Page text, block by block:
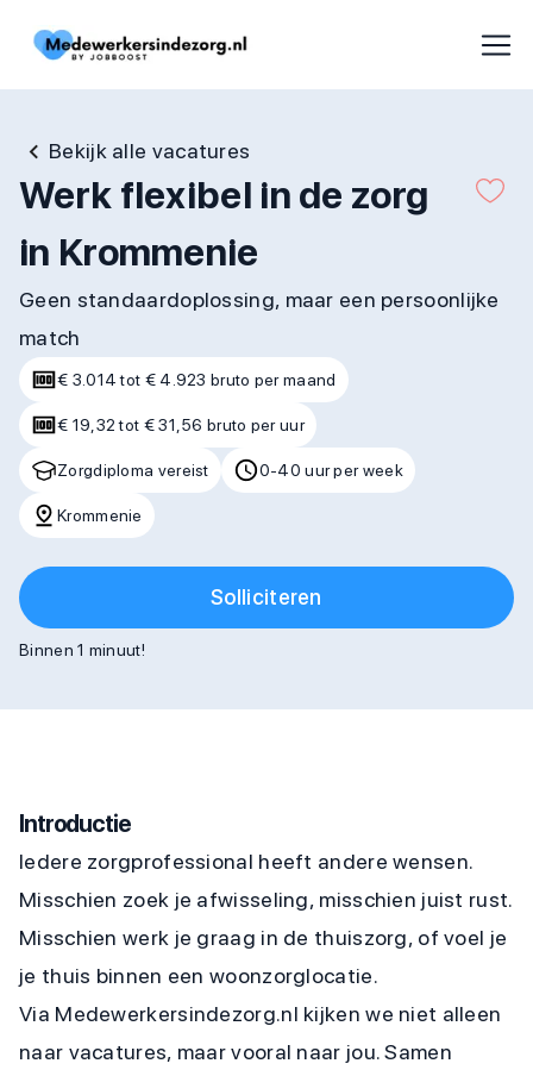
Bekijk alle vacatures
Werk flexibel in de zorg
in Krommenie
Geen standaardoplossing, maar een persoonlijke
match
€ 3.014 tot € 4.923 bruto per maand
€ 19,32 tot € 31,56 bruto per uur
Zorgdiploma vereist 0-40 uur per week
Krommenie
Solliciteren
Binnen 1 minuut!
Introductie
Iedere zorgprofessional heeft andere wensen.
Misschien zoek je afwisseling, misschien juist rust.
Misschien werk je graag in de thuiszorg, of voel je
je thuis binnen een woonzorglocatie.
Via Medewerkersindezorg.nl kijken we niet alleen
naar vacatures, maar vooral naar jou. Samen